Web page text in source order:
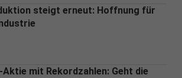
steigt erneut: Hoffnung für
mit Rekordzahlen: Geht die